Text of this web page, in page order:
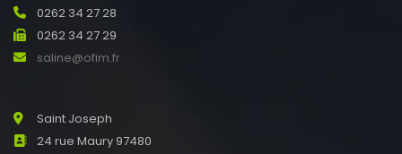
0262 34 27 28
0262 34 27 29
saline@ofim.fr
Saint Joseph
24 rue Maury 97480